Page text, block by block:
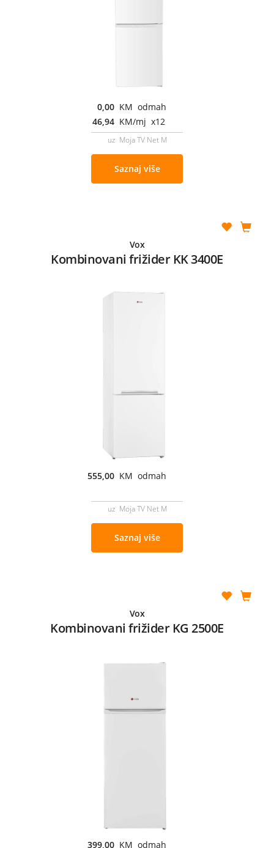
0,00 KM odmah
46,94 KM/mj x12
uz Moja TV Net M
Saznaj više
Vox
Kombinovani frižider KK 3400E
555,00 KM odmah
uz Moja TV Net M
Saznaj više
Vox
Kombinovani frižider KG 2500E
399,00 KM odmah